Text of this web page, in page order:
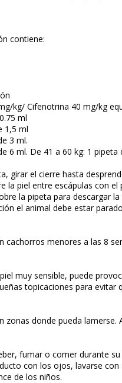
contiene:
kg/ Cifenotrina 40 mg/kg
ml
1,5 ml
3 ml.
6 ml. De 41 a 60 kg: 1
girar el cierre hasta
la piel entre escápulas con
la pipeta para descargar
el animal debe estar
cachorros menores a las 8
muy sensible, puede
topicaciones para
zonas donde pueda lamerse.
fumar o comer durante
con los ojos, lavarse
de los niños.